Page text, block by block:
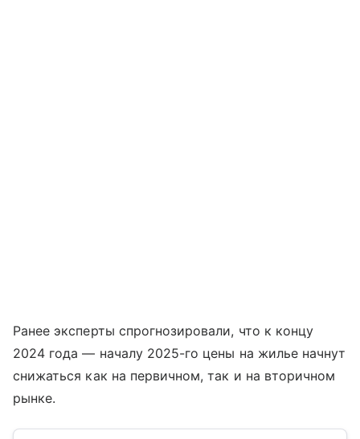
Ранее эксперты спрогнозировали, что к концу
2024 года — началу 2025-го цены на жилье начнут
снижаться как на первичном, так и на вторичном
рынке.